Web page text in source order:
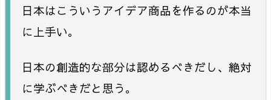
日本はこういうアイデア商品を作るのが本当
に上手い。
日本の創造的な部分は認めるべきだし、絶対
に学ぶべきだと思う。